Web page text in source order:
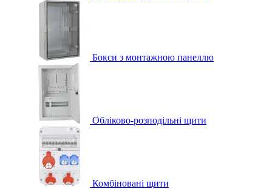
Бокси з монтажною панеллю
Обліково-розподільні щити
Комбіновані щити